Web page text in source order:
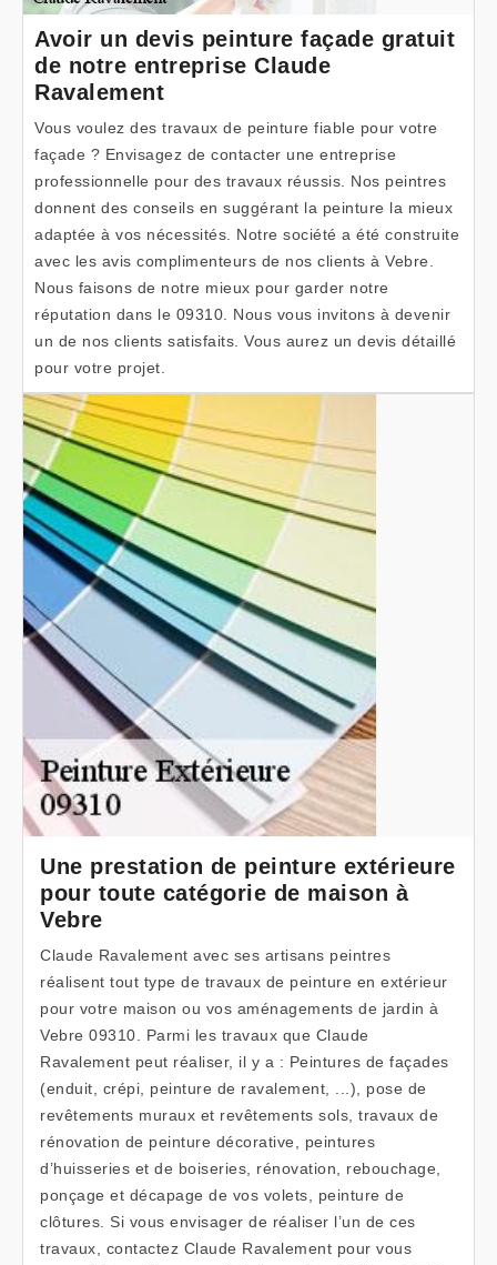
Avoir un devis peinture façade gratuit
de notre entreprise Claude
Ravalement
Vous voulez des travaux de peinture fiable pour votre
façade ? Envisagez de contacter une entreprise
professionnelle pour des travaux réussis. Nos peintres
donnent des conseils en suggérant la peinture la mieux
adaptée à vos nécessités. Notre société a été construite
avec les avis complimenteurs de nos clients à Vebre.
Nous faisons de notre mieux pour garder notre
réputation dans le 09310. Nous vous invitons à devenir
un de nos clients satisfaits. Vous aurez un devis détaillé
pour votre projet.
Une prestation de peinture extérieure
pour toute catégorie de maison à
Vebre
Claude Ravalement avec ses artisans peintres
réalisent tout type de travaux de peinture en extérieur
pour votre maison ou vos aménagements de jardin à
Vebre 09310. Parmi les travaux que Claude
Ravalement peut réaliser, il y a : Peintures de façades
(enduit, crépi, peinture de ravalement, ...), pose de
revêtements muraux et revêtements sols, travaux de
rénovation de peinture décorative, peintures
d’huisseries et de boiseries, rénovation, rebouchage,
ponçage et décapage de vos volets, peinture de
clôtures. Si vous envisager de réaliser l’un de ces
travaux, contactez Claude Ravalement pour vous